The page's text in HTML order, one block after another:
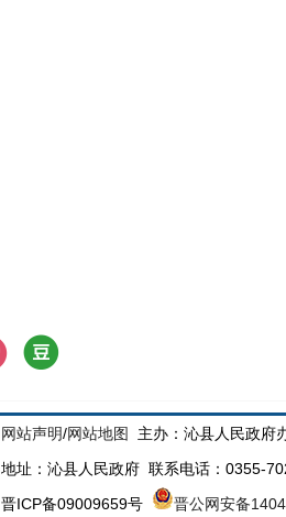
网站声明/网站地图
主办：沁县人民政府
地址：沁县人民政府 联系电话：0355-
晋ICP备09009659号
晋公网安备